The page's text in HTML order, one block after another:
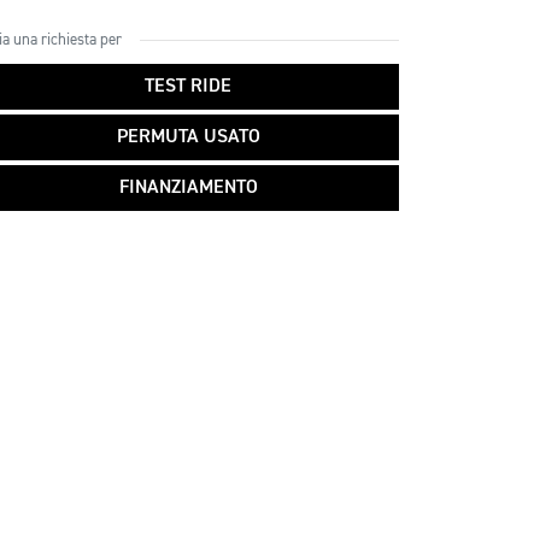
una richiesta per
TEST RIDE
PERMUTA USATO
FINANZIAMENTO